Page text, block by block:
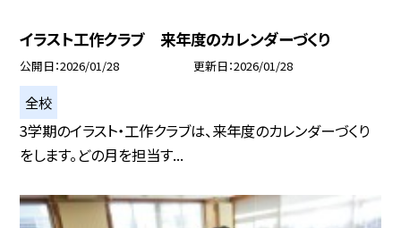
イラスト工作クラブ 来年度のカレンダーづくり
公開日 2026/01/28 更新日 2026/01/28
全校
3学期のイラスト・工作クラブは、来年度のカレンダーづくり
をします。どの月を担当す...